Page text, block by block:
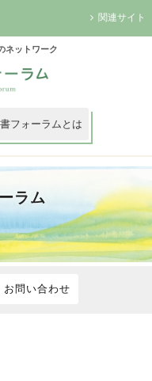
関連サイト
ネットワーク
フォーラムとは
ラム
お問い合わせ